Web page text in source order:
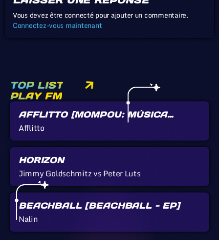
Vous devez être connecté pour ajouter un commentaire.
Connectez-vous maintenant
TOP LIST
PLAY FM
AFFLITTO [MOMPOU: MÚSICA
CALLADA]
Afflitto
HORIZON
Jimmy Goldschmitz vs Peter Luts
BEACHBALL [BEACHBALL - EP]
Nalin